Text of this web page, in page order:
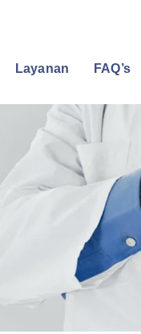
Layanan FAQ’s